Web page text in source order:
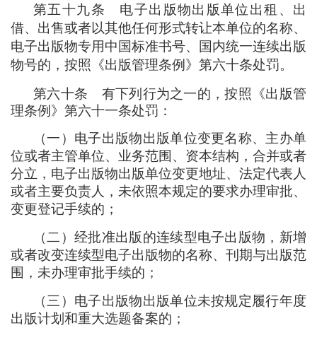
第五十九条 电子出版物出版单位出租、出
借、出售或者以其他任何形式转让本单位的名称、
电子出版物专用中国标准书号、国内统一连续出版
物号的 ， 按照《出版管理条例》第六十条处罚。
第六十条 有下列行为之一的 ，按照《出版管
理条例》第六十一条处罚 ：
（一 ） 电子出版物出版单位变更名称、主办单
位或者主管单位、业务范围、资本结构 ， 合并或者
分立 ， 电子出版物出版单位变更地址、法定代表人
或者主要负责人 ， 未依照本规定的要求办理审批、
变更登记手续的 ；
（二 ） 经批准出版的连续型电子出版物 ， 新增
或者改变连续型电子出版物的名称、刊期与出版范
围 ， 未办理审批手续的 ；
（三 ） 电子出版物出版单位未按规定履行年度
出版计划和重大选题备案的 ；